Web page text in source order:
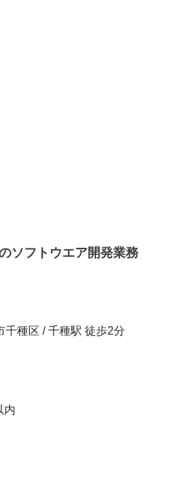
ソフトウエア開発業務
千種区 / 千種駅 徒歩2分
内